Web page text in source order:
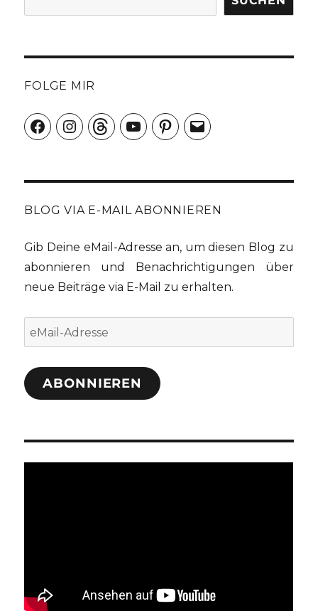
FOLGE MIR
FacebookInstagramThreadsYouTubePinterest
E-
Mail
BLOG VIA E-MAIL ABONNIEREN
Gib Deine eMail-Adresse an, um diesen Blog zu
abonnieren und Benachrichtigungen über
neue Beiträge via E-Mail zu erhalten.
eMail-
Adresse
ABONNIEREN